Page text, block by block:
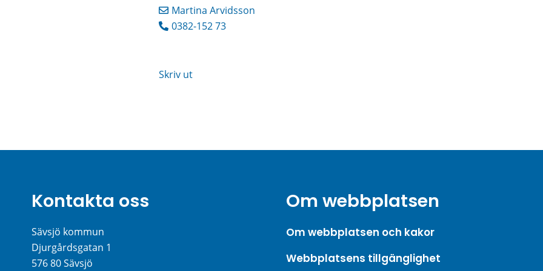
Martina Arvidsson
0382-152 73
Skriv ut
Kontakta oss
Sävsjö kommun
Djurgårdsgatan 1
576 80 Sävsjö
Om webbplatsen
Om webbplatsen och kakor
Webbplatsens tillgänglighet